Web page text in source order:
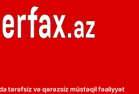
tərəfsiz və qərəzsiz müstəqil fəaliyyət